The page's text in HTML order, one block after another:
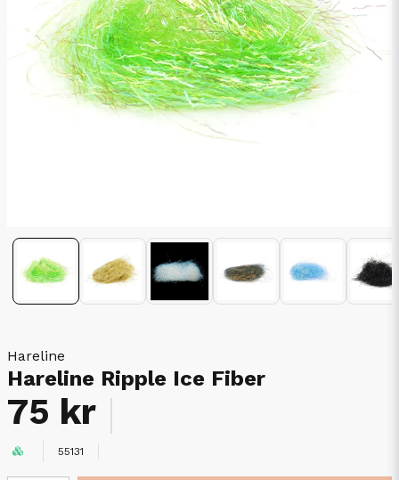
Hareline
Hareline Ripple Ice Fiber
75 kr
55131